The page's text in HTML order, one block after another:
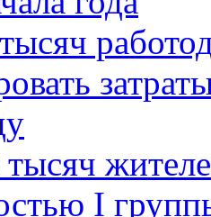
тысяч
I